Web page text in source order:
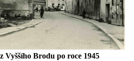
Vyššího Brodu po roce 1945